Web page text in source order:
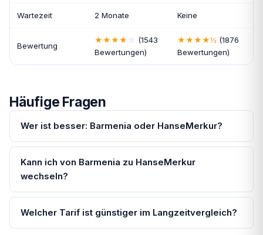
Wartezeit 2 Monate Keine
Bewertung
★★★★ ☆ (1543
Bewertungen)
★★★★½ (1876
Bewertungen)
Häufige Fragen
Wer ist besser: Barmenia oder HanseMerkur?
Kann ich von Barmenia zu HanseMerkur
wechseln?
Welcher Tarif ist günstiger im Langzeitvergleich?